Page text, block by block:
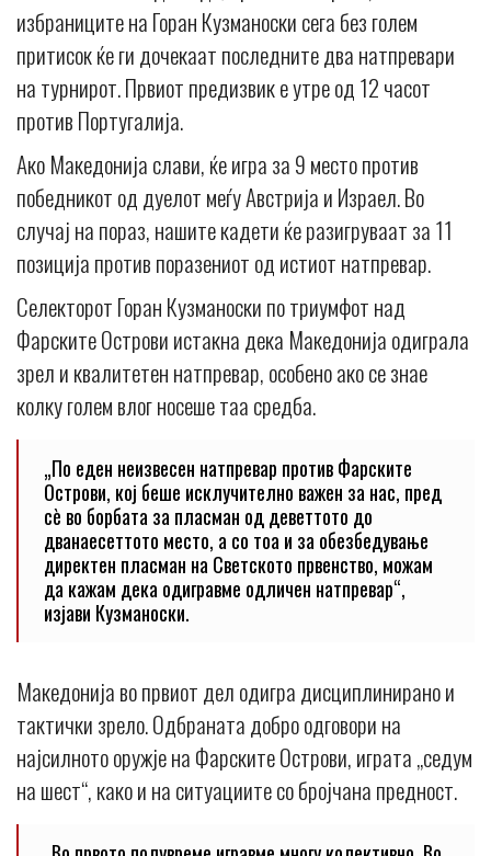
избраниците на Горан Кузманоски сега без голем
притисок ќе ги дочекаат последните два натпревари
на турнирот. Првиот предизвик е утре од 12 часот
против Португалија.
Ако Македонија слави, ќе игра за 9 место против
победникот од дуелот меѓу Австрија и Израел. Во
случај на пораз, нашите кадети ќе разигруваат за 11
позиција против поразениот од истиот натпревар.
Селекторот Горан Кузманоски по триумфот над
Фарските Острови истакна дека Македонија одиграла
зрел и квалитетен натпревар, особено ако се знае
колку голем влог носеше таа средба.
„По еден неизвесен натпревар против Фарските
Острови, кој беше исклучително важен за нас, пред
сè во борбата за пласман од деветтото до
дванаесеттото место, а со тоа и за обезбедување
директен пласман на Светското првенство, можам
да кажам дека одигравме одличен натпревар“,
изјави Кузманоски.
Македонија во првиот дел одигра дисциплинирано и
тактички зрело. Одбраната добро одговори на
најсилното оружје на Фарските Острови, играта „седум
на шест“, како и на ситуациите со бројчана предност.